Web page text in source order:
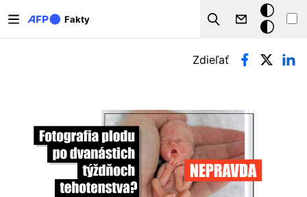
Fakty
Search
Tmavý
režim
Primárne karty
Zdieľať